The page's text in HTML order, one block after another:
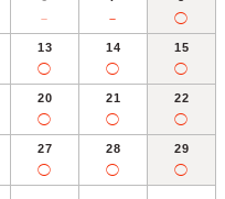
－ － ◯
13
◯
14
◯
15
◯
20
◯
21
◯
22
◯
27
◯
28
◯
29
◯